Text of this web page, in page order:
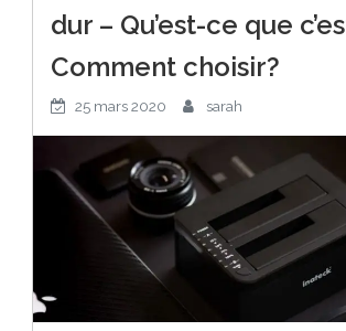
dur – Qu’est-ce que
Comment choisir?
25 mars 2020 sarah